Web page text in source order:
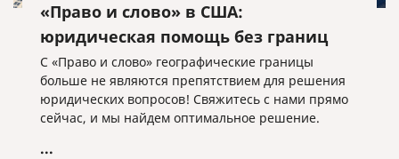
«Право и слово» в США:
юридическая помощь без границ
С «Право и слово» географические границы
больше не являются препятствием для решения
юридических вопросов! Свяжитесь с нами прямо
сейчас, и мы найдем оптимальное решение.
...